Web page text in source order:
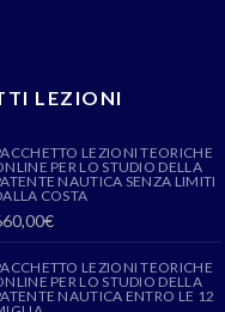
LEZIONI
LEZIONI TEORICHE
PER LO STUDIO DELLA
NAUTICA SENZA LIMITI
COSTA
€
LEZIONI TEORICHE
PER LO STUDIO DELLA
NAUTICA ENTRO LE 12